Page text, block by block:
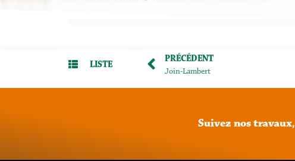
LISTE
PRÉCÉDENT
Join-Lambert
Suivez nos travaux,